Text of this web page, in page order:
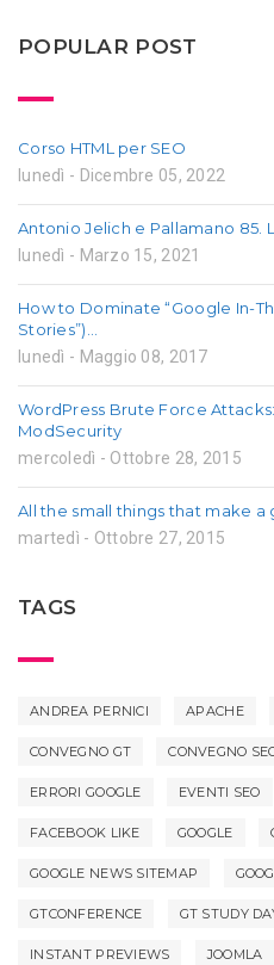
POPULAR POST
Corso HTML per SEO
lunedì - Dicembre 05, 2022
Antonio Jelich e Pallamano 85.
lunedì - Marzo 15, 2021
How to Dominate “Google In-
Stories”)…
lunedì - Maggio 08, 2017
WordPress Brute Force
ModSecurity
mercoledì - Ottobre 28, 2015
All the small things that make
martedì - Ottobre 27, 2015
TAGS
ANDREA PERNICI APACHE
CONVEGNO GT CONVEGNO
ERRORI GOOGLE EVENTI SEO
FACEBOOK LIKE GOOGLE
GOOGLE NEWS SITEMAP
GTCONFERENCE GT STUDY
INSTANT PREVIEWS JOOMLA